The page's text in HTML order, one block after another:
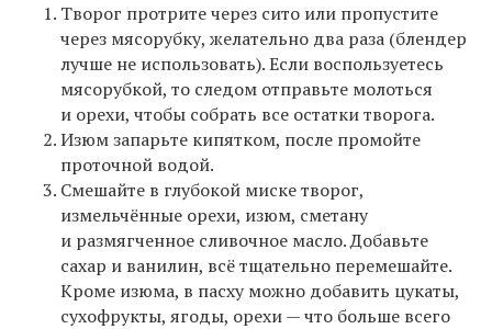
Творог протрите через сито или пропустите
через мясорубку, желательно два раза (блендер
лучше не использовать). Если воспользуетесь
мясорубкой, то следом отправьте молоться
и орехи, чтобы собрать все остатки творога.
Изюм запарьте кипятком, после промойте
проточной водой.
Смешайте в глубокой миске творог,
измельчённые орехи, изюм, сметану
и размягченное сливочное масло. Добавьте
сахар и ванилин, всё тщательно перемешайте.
Кроме изюма, в пасху можно добавить цукаты,
сухофрукты, ягоды, орехи — что больше всего